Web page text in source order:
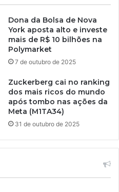
Dona da Bolsa de Nova
York aposta alto e investe
mais de R$ 10 bilhões na
Polymarket
7 de outubro de 2025
Zuckerberg cai no ranking
dos mais ricos do mundo
após tombo nas ações da
Meta (M1TA34)
31 de outubro de 2025